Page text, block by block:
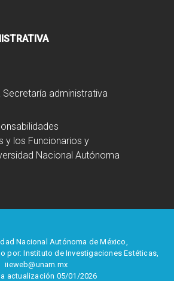
administrativa
y los Funcionarios y
Nacional Autónoma
Nacional Autónoma de México,
por: Instituto de Investigaciones Estéticas,
iieweb@unam.mx
actualización 05/01/2026